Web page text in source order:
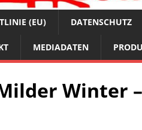
(EU) DATENSCHUTZ
MEDIADATEN
Winter –